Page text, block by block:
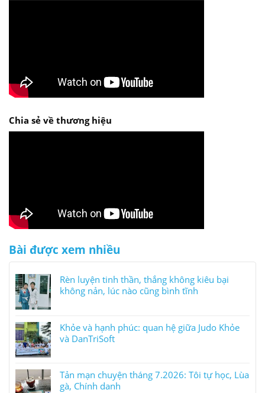
Chia sẻ về thương hiệu
Bài được xem nhiều
Rèn luyện tinh thần, thắng không kiêu bại
không nản, lúc nào cũng bình tĩnh
Khỏe và hạnh phúc: quan hệ giữa Judo Khỏe
và DanTriSoft
Tản mạn chuyện tháng 7.2026: Tôi tự học, Lùa
gà, Chính danh